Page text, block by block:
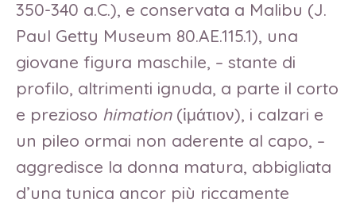
350-340 a.C.), e conservata a Malibu (J.
Paul Getty Museum 80.AE.115.1), una
giovane figura maschile, – stante di
profilo, altrimenti ignuda, a parte il corto
e prezioso himation(ἱμάτιον), i calzari e
un pileo ormai non aderente al capo, –
aggredisce la donna matura, abbigliata
d’una tunica ancor più riccamente